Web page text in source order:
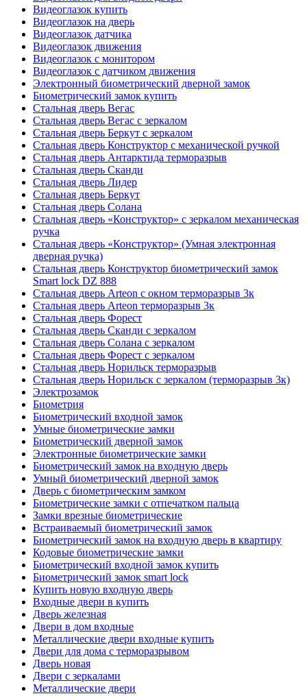
Видеоглазок купить
Видеоглазок на дверь
Видеоглазок датчика
Видеоглазок движения
Видеоглазок с монитором
Видеоглазок с датчиком движения
Электронный биометрический дверной замок
Биометрический замок купить
Стальная дверь Вегас
Стальная дверь Вегас с зеркалом
Стальная дверь Беркут с зеркалом
Стальная дверь Конструктор с механической ручкой
Стальная дверь Антарктида терморазрыв
Стальная дверь Сканди
Стальная дверь Лидер
Стальная дверь Беркут
Стальная дверь Солана
Стальная дверь «Конструктор» с зеркалом механическая
ручка
Стальная дверь «Конструктор» (Умная электронная
дверная ручка)
Стальная дверь Конструктор биометрический замок
Smart lock DZ 888
Стальная дверь Arteon с окном терморазрыв 3к
Стальная дверь Arteon терморазрыв 3к
Стальная дверь Форест
Стальная дверь Сканди с зеркалом
Стальная дверь Солана с зеркалом
Стальная дверь Форест с зеркалом
Стальная дверь Норильск терморазрыв
Стальная дверь Норильск с зеркалом (терморазрыв 3к)
Электрозамок
Биометрия
Биометрический входной замок
Умные биометрические замки
Биометрический дверной замок
Электронные биометрические замки
Биометрический замок на входную дверь
Умный биометрический дверной замок
Дверь с биометрическим замком
Биометрические замки с отпечатком пальца
Замки врезные биометрические
Встраиваемый биометрический замок
Биометрический замок на входную дверь в квартиру
Кодовые биометрические замки
Биометрический входной замок купить
Биометрический замок smart lock
Купить новую входную дверь
Входные двери в купить
Дверь железная
Двери в дом входные
Металлические двери входные купить
Двери для дома с терморазрывом
Дверь новая
Двери с зеркалами
Металлические двери